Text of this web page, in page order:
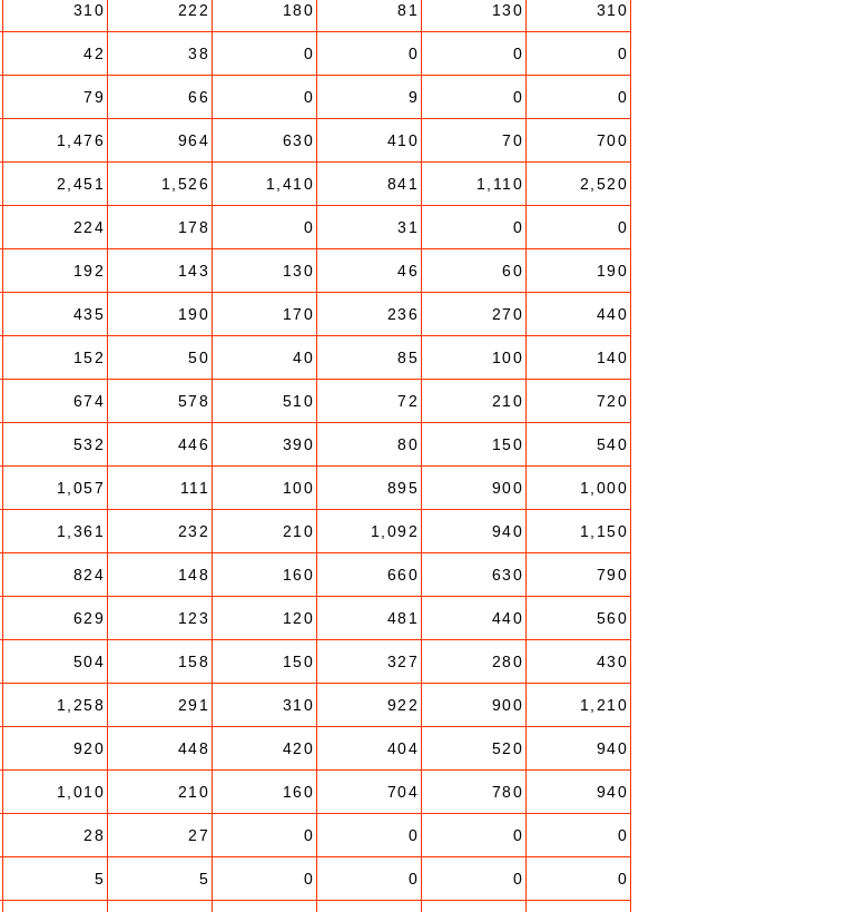
310 222 180 81 130 310
42 38 0 0 0 0
79 66 0 9 0 0
1,476 964 630 410 70 700
2,451 1,526 1,410 841 1,110 2,520
224 178 0 31 0 0
192 143 130 46 60 190
435 190 170 236 270 440
152 50 40 85 100 140
674 578 510 72 210 720
532 446 390 80 150 540
1,057 111 100 895 900 1,000
1,361 232 210 1,092 940 1,150
824 148 160 660 630 790
629 123 120 481 440 560
504 158 150 327 280 430
1,258 291 310 922 900 1,210
920 448 420 404 520 940
1,010 210 160 704 780 940
28 27 0 0 0 0
5 5 0 0 0 0